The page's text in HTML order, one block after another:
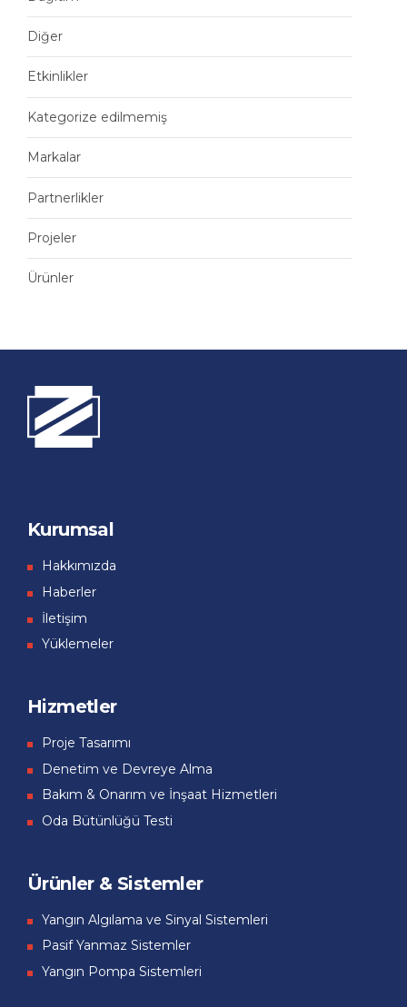
Diğer
Etkinlikler
Kategorize edilmemiş
Markalar
Partnerlikler
Projeler
Ürünler
Kurumsal
Hakkımızda
Haberler
İletişim
Yüklemeler
Hizmetler
Proje Tasarımı
Denetim ve Devreye Alma
Bakım & Onarım ve İnşaat Hizmetleri
Oda Bütünlüğü Testi
Ürünler & Sistemler
Yangın Algılama ve Sinyal Sistemleri
Pasif Yanmaz Sistemler
Yangın Pompa Sistemleri